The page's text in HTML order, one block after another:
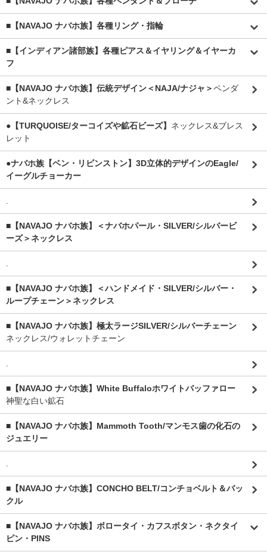
■【NAVAJO ナバホ族】各種リング・指輪
■【インディアン諸部族】各種ピアス＆イヤリング＆イヤーカ
フ
■【NAVAJO ナバホ族】伝統デザイン＜NAJA/ナジャ＞ペンダ
ント&ネックレス
●【TURQUOISE/ターコイズや鉱石ビーズ】 ネックレス&ブレス
レット
●ナバホ族【ベン・リビンストン】3D立体的デザインのEagle/
イーグルチョーカー
.
■【NAVAJO ナバホ族】＜ナバホパール・SILVER/シルバービ
ーズ＞ネックレス
.
■【NAVAJO ナバホ族】＜ハンドメイド・SILVER/シルバー・
ループチェーン＞ネックレス
■【NAVAJO ナバホ族】極太ラージSILVER/シルバーチェーン
ネックレス/ウォレットチェーン
.
■【NAVAJO ナバホ族】White Buffaloホワイトバッファロー
神聖な白い鉱石
■【NAVAJO ナバホ族】Mammoth Tooth/マンモス歯の化石の
ジュエリー
.
■【NAVAJO ナバホ族】CONCHO BELT/コンチョベルト＆バッ
クル
■【NAVAJO ナバホ族】ボロータイ・カフスボタン・ネクタイ
ピン・PINS